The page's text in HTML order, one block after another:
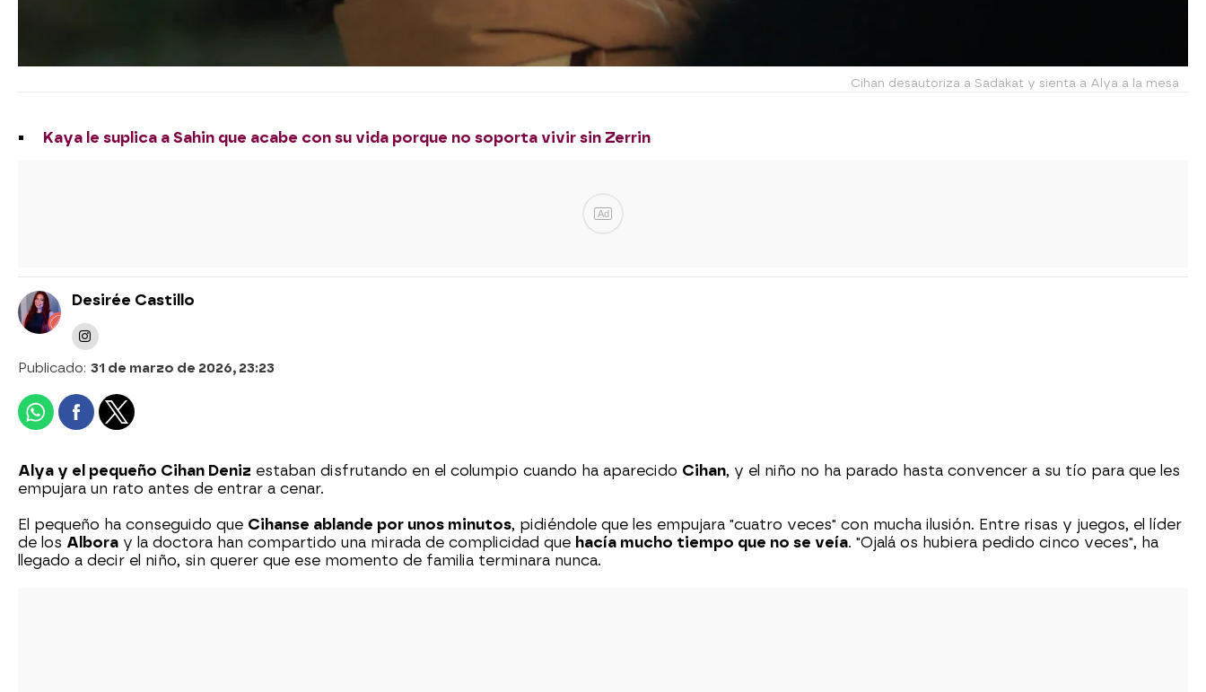
Cihan desautoriza a Sadakat y sienta a Alya a la mesa
Kaya le suplica a Sahin que acabe con su vida porque no soporta vivir sin Zerrin
Ad
Desirée Castillo
Publicado: 31 de marzo de 2026, 23:23
Alya y el pequeño Cihan Deniz estaban disfrutando en el columpio cuando ha aparecido Cihan, y el niño no ha parado hasta convencer a su tío para que les
empujara un rato antes de entrar a cenar.
El pequeño ha conseguido que Cihanse ablande por unos minutos, pidiéndole que les empujara "cuatro veces" con mucha ilusión. Entre risas y juegos, el líder
de los Albora y la doctora han compartido una mirada de complicidad que hacía mucho tiempo que no se veía. "Ojalá os hubiera pedido cinco veces", ha
llegado a decir el niño, sin querer que ese momento de familia terminara nunca.